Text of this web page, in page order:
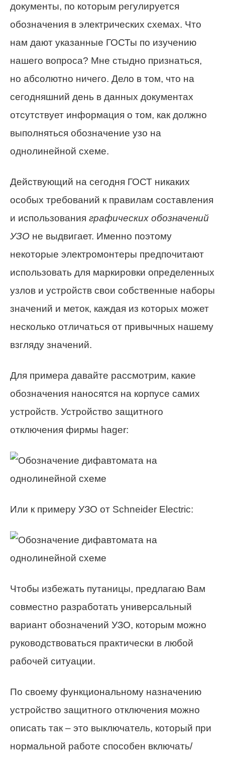
документы, по которым регулируется
обозначения в электрических схемах. Что
нам дают указанные ГОСТы по изучению
нашего вопроса? Мне стыдно признаться,
но абсолютно ничего. Дело в том, что на
сегодняшний день в данных документах
отсутствует информация о том, как должно
выполняться обозначение узо на
однолинейной схеме.
Действующий на сегодня ГОСТ никаких
особых требований к правилам составления
и использования графических обозначений
УЗО не выдвигает. Именно поэтому
некоторые электромонтеры предпочитают
использовать для маркировки определенных
узлов и устройств свои собственные наборы
значений и меток, каждая из которых может
несколько отличаться от привычных нашему
взгляду значений.
Для примера давайте рассмотрим, какие
обозначения наносятся на корпусе самих
устройств. Устройство защитного
отключения фирмы hager:
Или к примеру УЗО от Schneider Electric:
Чтобы избежать путаницы, предлагаю Вам
совместно разработать универсальный
вариант обозначений УЗО, которым можно
руководствоваться практически в любой
рабочей ситуации.
По своему функциональному назначению
устройство защитного отключения можно
описать так – это выключатель, который при
нормальной работе способен включать/